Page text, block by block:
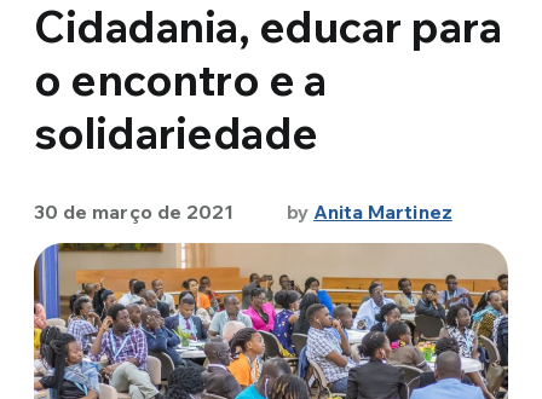
Cidadania, educar para
o encontro e a
solidariedade
30 de março de 2021 by Anita Martinez